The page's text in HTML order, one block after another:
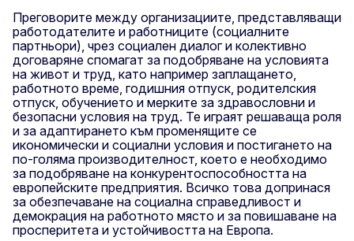
Преговорите между организациите, представляващи
работодателите и работниците (социалните
партньори), чрез социален диалог и колективно
договаряне спомагат за подобряване на условията
на живот и труд, като например заплащането,
работното време, годишния отпуск, родителския
отпуск, обучението и мерките за здравословни и
безопасни условия на труд. Те играят решаваща роля
и за адаптирането към променящите се
икономически и социални условия и постигането на
по-голяма производителност, което е необходимо
за подобряване на конкурентоспособността на
европейските предприятия. Всичко това допринася
за обезпечаване на социална справедливост и
демокрация на работното място и за повишаване на
просперитета и устойчивостта на Европа.